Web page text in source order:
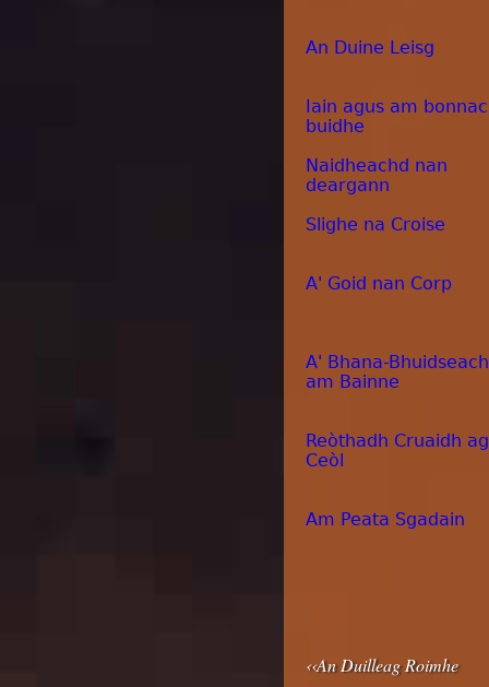
An Duine Leisg
Iain agus am
buidhe
Naidheachd nan
deargann
Slighe na Croise
A' Goid nan Corp
A' Bhana-
am Bainne
Reòthadh Cruaidh
Ceòl
Am Peata Sgadain
‹‹An Duilleag Roimhe